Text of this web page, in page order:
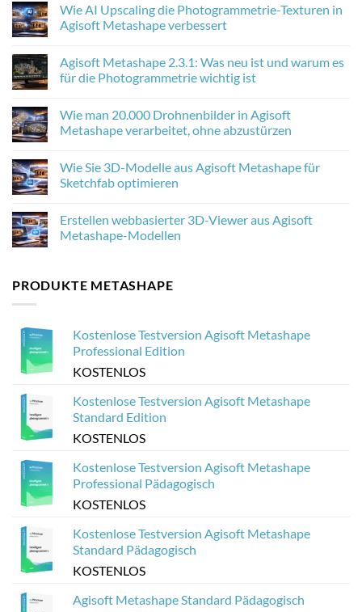
Wie AI Upscaling die Photogrammetrie-Texturen in
Agisoft Metashape verbessert
on
Wie
AI
Photogrammetrie-
Texturen
in
verbessert
Agisoft Metashape 2.3.1: Was neu ist und warum es
für die Photogrammetrie wichtig ist
on
Agisoft
Metashape
neu
ist
und
für
die
Photogrammetrie
Wie man 20.000 Drohnenbilder in Agisoft
Metashape verarbeitet, ohne abzustürzen
on
Wie
man
in
Agisoft
Metashape
Wie Sie 3D-Modelle aus Agisoft Metashape für
Sketchfab optimieren
on
Wie
Sie
Agisoft
Metashape
Erstellen webbasierter 3D-Viewer aus Agisoft
Metashape-Modellen
Erstellen
webbasierter
Agisoft
Metashape-
Modellen
PRODUKTE METASHAPE
Kostenlose Testversion Agisoft Metashape
Professional Edition
KOSTENLOS
Kostenlose Testversion Agisoft Metashape
Standard Edition
KOSTENLOS
Kostenlose Testversion Agisoft Metashape
Professional Pädagogisch
KOSTENLOS
Kostenlose Testversion Agisoft Metashape
Standard Pädagogisch
KOSTENLOS
Agisoft Metashape Standard Pädagogisch